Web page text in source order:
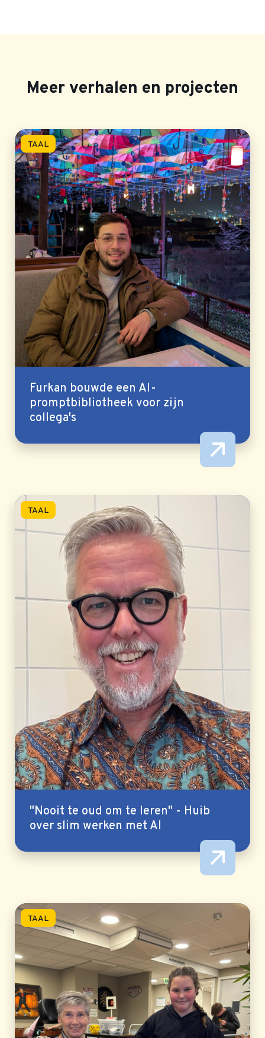
Meer verhalen en projecten
TAAL
Furkan bouwde een AI-
promptbibliotheek voor zijn
collega's
TAAL
"Nooit te oud om te leren" - Huib
over slim werken met AI
TAAL